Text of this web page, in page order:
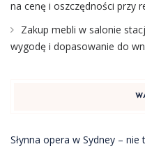
na cenę i oszczędności przy
Zakup mebli w salonie
wygodę i dopasowanie do
Słynna opera w Sydney –